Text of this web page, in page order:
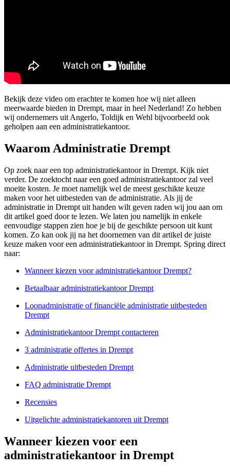
Bekijk deze video om erachter te komen hoe wij niet alleen
meerwaarde bieden in Drempt, maar in heel Nederland! Zo hebben
wij ondernemers uit Angerlo, Toldijk en Wehl bijvoorbeeld ook
geholpen aan een administratiekantoor.
Waarom Administratie Drempt
Op zoek naar een top administratiekantoor in Drempt. Kijk niet
verder. De zoektocht naar een goed administratiekantoor zal veel
moeite kosten. Je moet namelijk wel de meest geschikte keuze
maken voor het uitbesteden van de administratie. Als jij de
administratie in Drempt uit handen wilt geven raden wij jou aan om
dit artikel goed door te lezen. We laten jou namelijk in enkele
eenvoudige stappen zien hoe je bij de geschikte persoon uit kunt
komen. Zo kan ook jij na het doornemen van dit artikel de juiste
keuze maken voor een administratiekantoor in Drempt. Spring direct
naar:
Wanneer kiezen voor administratiekantoor Drempt?
Betaalbaar administratiekantoor Drempt
Loonadministratie of financiële administratie uitbesteden
Drempt
Administratiekantoor Drempt contacteren
3 administratie offertes in Drempt
Administratie uitbesteden Drempt
FAQ administratie Drempt
Recensies
Uitgelichte administratiekantoren uit Drempt
Wanneer kiezen voor een
administratiekantoor in Drempt